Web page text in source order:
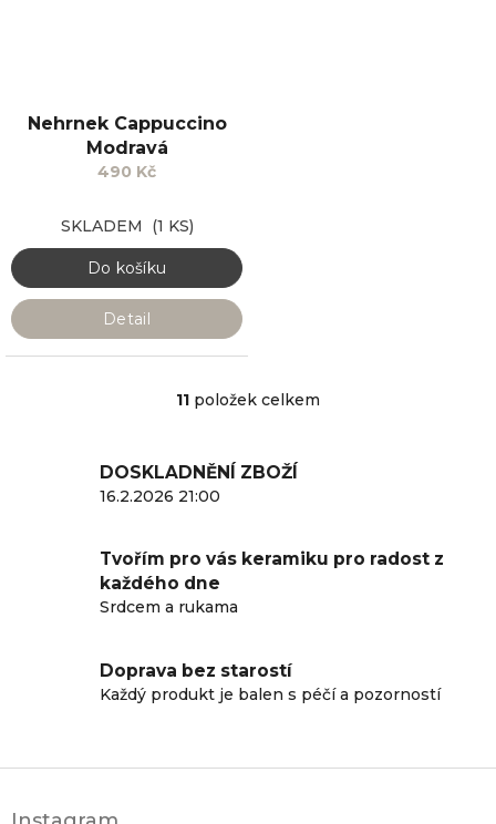
Nehrnek Cappuccino
Modravá
490 Kč
SKLADEM (1 KS)
Do košíku
Detail
O
á
í
v
ý
s
11 položek celkem
DOSKLADNĚNÍ ZBOŽÍ
16.2.2026 21:00
Tvořím pro vás keramiku pro radost z
každého dne
Srdcem a rukama
Doprava bez starostí
Každý produkt je balen s péčí a pozorností